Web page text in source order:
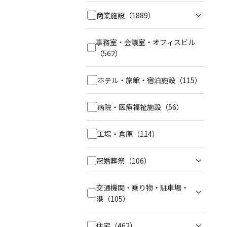
商業施設 （1889）
事務室・会議室・オフィスビル
（562）
ホテル・旅館・宿泊施設 （115）
病院・医療福祉施設 （56）
工場・倉庫 （114）
冠婚葬祭 （106）
交通機関・乗り物・駐車場・
港 （105）